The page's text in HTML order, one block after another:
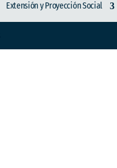
Extensión y Proyección Social